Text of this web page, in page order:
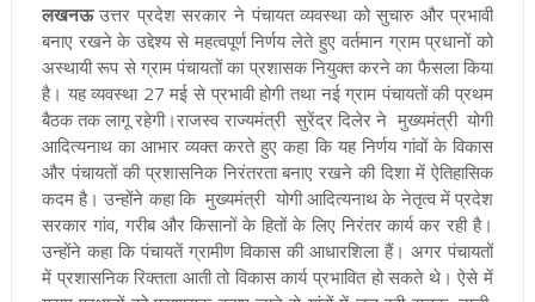
लखनऊ उत्तर प्रदेश सरकार ने पंचायत व्यवस्था को सुचारु और प्रभावी
बनाए रखने के उद्देश्य से महत्वपूर्ण निर्णय लेते हुए वर्तमान ग्राम प्रधानों को
अस्थायी रूप से ग्राम पंचायतों का प्रशासक नियुक्त करने का फैसला किया
है। यह व्यवस्था 27 मई से प्रभावी होगी तथा नई ग्राम पंचायतों की प्रथम
बैठक तक लागू रहेगी।राजस्व राज्यमंत्री सुरेंद्र दिलेर ने मुख्यमंत्री योगी
आदित्यनाथ का आभार व्यक्त करते हुए कहा कि यह निर्णय गांवों के विकास
और पंचायतों की प्रशासनिक निरंतरता बनाए रखने की दिशा में ऐतिहासिक
कदम है। उन्होंने कहा कि मुख्यमंत्री योगी आदित्यनाथ के नेतृत्व में प्रदेश
सरकार गांव, गरीब और किसानों के हितों के लिए निरंतर कार्य कर रही है।
उन्होंने कहा कि पंचायतें ग्रामीण विकास की आधारशिला हैं। अगर पंचायतों
में प्रशासनिक रिक्तता आती तो विकास कार्य प्रभावित हो सकते थे। ऐसे में